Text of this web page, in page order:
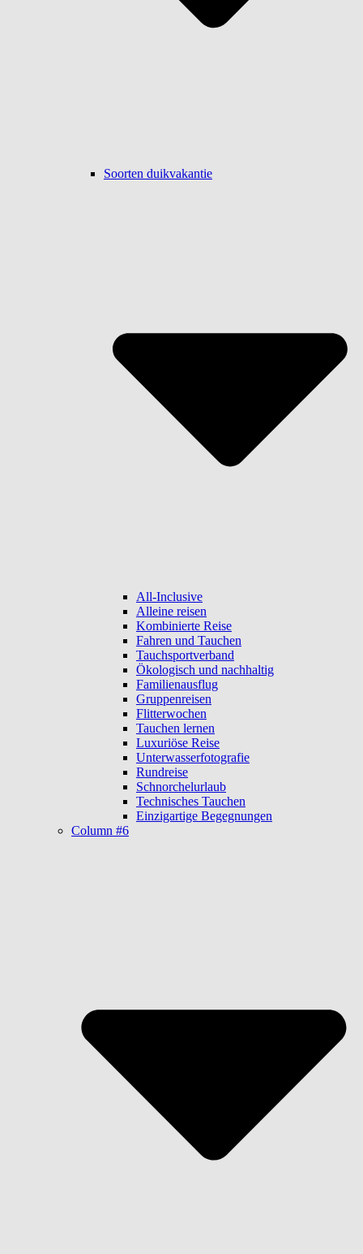
Soorten duikvakantie
All-Inclusive
Alleine reisen
Kombinierte Reise
Fahren und Tauchen
Tauchsportverband
Ökologisch und nachhaltig
Familienausflug
Gruppenreisen
Flitterwochen
Tauchen lernen
Luxuriöse Reise
Unterwasserfotografie
Rundreise
Schnorchelurlaub
Technisches Tauchen
Einzigartige Begegnungen
Column #6